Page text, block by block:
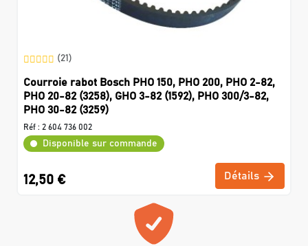
(21)
Courroie rabot Bosch PHO 150, PHO 200, PHO 2-82,
PHO 20-82 (3258), GHO 3-82 (1592), PHO 300/3-82,
PHO 30-82 (3259)
Réf : 2 604 736 002
Disponible sur commande
12,50 € Détails